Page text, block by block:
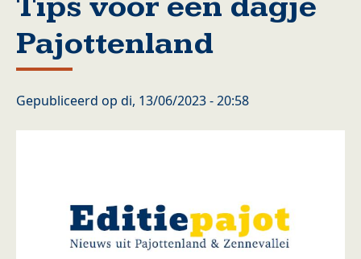
Pajottenland
Gepubliceerd op di, 13/06/2023 - 20:58